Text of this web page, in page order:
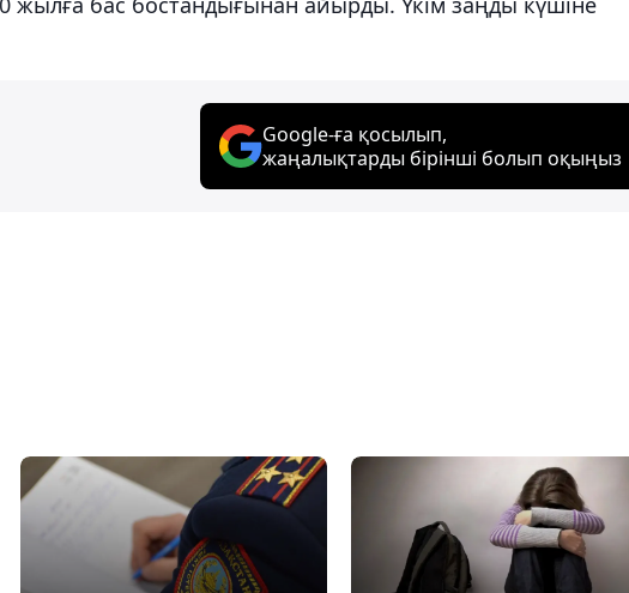
Google-ға қосылып,
жаңалықтарды бірінші болып оқыңыз